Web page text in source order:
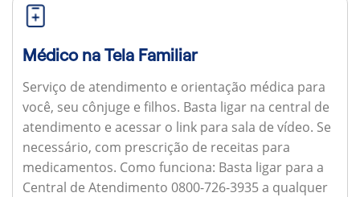
Médico na Tela Familiar
Serviço de atendimento e orientação médica para
você, seu cônjuge e filhos. Basta ligar na central de
atendimento e acessar o link para sala de vídeo. Se
necessário, com prescrição de receitas para
medicamentos. Como funciona: Basta ligar para a
Central de Atendimento 0800-726-3935 a qualquer